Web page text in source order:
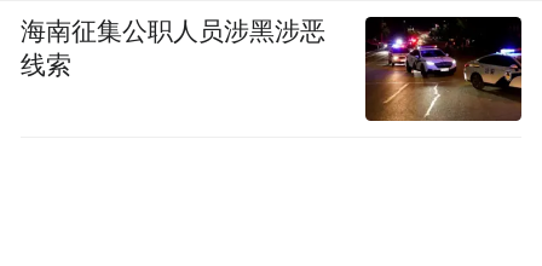
海南征集公职人员涉黑涉恶
线索